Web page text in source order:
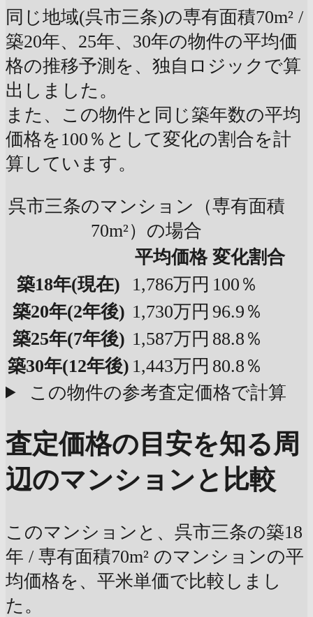
同じ地域(呉市三条)の専有面積70m² /
築20年、25年、30年の物件の平均価
格の推移予測を、独自ロジックで算
出しました。
また、この物件と同じ築年数の平均
価格を100％として変化の割合を計
算しています。
呉市三条のマンション（専有面積
70m²）の場合
平均価格 変化割合
築18年(現在) 1,786万円 100％
築20年(2年後) 1,730万円 96.9％
築25年(7年後) 1,587万円 88.8％
築30年(12年後) 1,443万円 80.8％
この物件の参考査定価格で計算
査定価格の目安を知る周
辺のマンションと比較
このマンションと、呉市三条の築18
年 / 専有面積70m² のマンションの平
均価格を、平米単価で比較しまし
た。